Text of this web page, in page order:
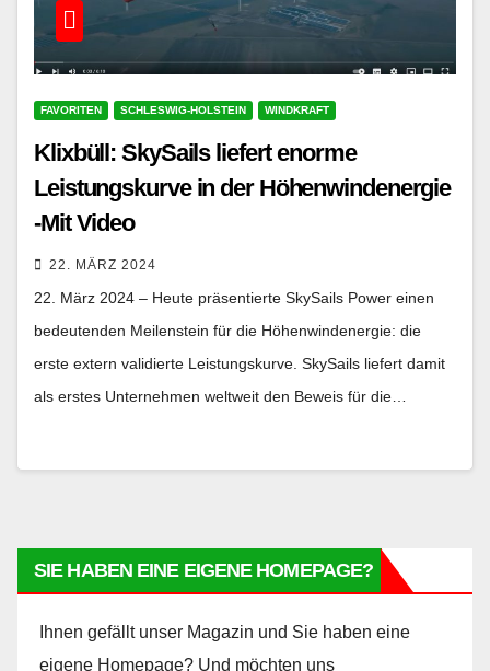
FAVORITEN SCHLESWIG-HOLSTEIN WINDKRAFT
Klixbüll: SkySails liefert enorme
Leistungskurve in der Höhenwindenergie
-Mit Video
22. MÄRZ 2024
22. März 2024 – Heute präsentierte SkySails Power einen
bedeutenden Meilenstein für die Höhenwindenergie: die
erste extern validierte Leistungskurve. SkySails liefert damit
als erstes Unternehmen weltweit den Beweis für die…
SIE HABEN EINE EIGENE HOMEPAGE?
Ihnen gefällt unser Magazin und Sie haben eine
eigene Homepage? Und möchten uns